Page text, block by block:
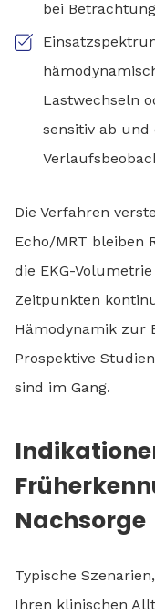
bei
Lastwechseln
sensitiv ab
Die Verfahren
Echo/MRT bleiben
die EKG-
Zeitpunkten
Hämodynamik zur
Prospektive
sind im Gang.
Nachsorge
Typische
Ihren klinischen